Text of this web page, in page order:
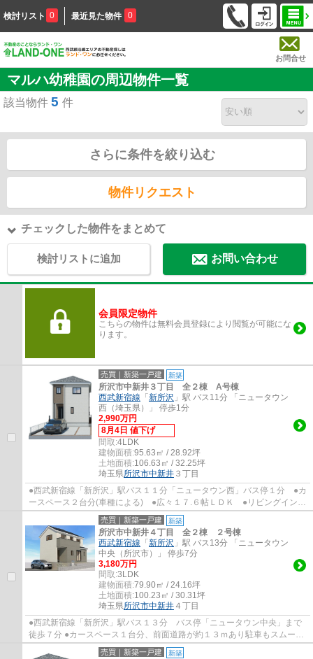
検討リスト 0 最近見た物件 0
お問合せ
マルハ幼稚園の周辺物件一覧
該当物件 5 件
さらに条件を絞り込む
物件リクエスト
チェックした物件をまとめて
検討リストに追加 お問い合わせ
会員限定物件
こちらの物件は無料会員登録により閲覧が可能にな
ります。
売買｜新築一戸建 新築
所沢市中新井３丁目 全２棟 A号棟
西武新宿線 「 新所沢 」駅 バス11分 「ニュータウン
西（埼玉県）」 停歩1分
2,990万円
8月4日 値下げ
間取:4LDK
建物面積:95.63㎡ / 28.92坪
土地面積:106.63㎡ / 32.25坪
埼玉県所沢市中新井 ３丁目
●西武新宿線「新所沢」駅バス１１分「ニュータウン西」バス停１分 ●カ
ースペース２台分(車種による) ●広々１７.６帖ＬＤＫ ●リビングイン階
段 ●収納たっぷりW.I.C＋S.I.C＋床下収...
売買｜新築一戸建 新築
所沢市中新井４丁目 全２棟 ２号棟
西武新宿線 「 新所沢 」駅 バス13分 「ニュータウン
中央（所沢市）」 停歩7分
3,180万円
間取:3LDK
建物面積:79.90㎡ / 24.16坪
土地面積:100.23㎡ / 30.31坪
埼玉県所沢市中新井 ４丁目
●西武新宿線「新所沢」駅バス１３分 バス停「ニュータウン中央」まで
徒歩７分 ●カースペース１台分、前面道路が約１３ｍあり駐車もスムーズ
●陽当たり、通風良好 ●南向きのワイドバル...
売買｜新築一戸建 新築